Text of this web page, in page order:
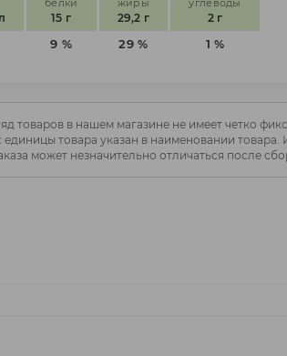
15 г
9 %
29,2 г
29 %
2 г
1 %
товаров в нашем магазине не имеет четко
товара указан в наименовании товара.
может незначительно отличаться после